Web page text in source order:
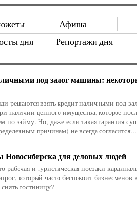
Афиша
дня
Репортажи дня
под залог машины:
решаются взять кредит наличными под
наличии ценного имущества, которое
по займу. Но, даже если такая гарантия
причинам) не всегда согласится...
Новосибирска для деловых людей
рабочая и туристическая поездки
который часто беспокоит бизнесменов
снять гостиницу?